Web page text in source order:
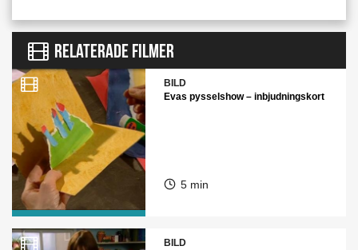
RELATERADE FILMER
BILD
Evas pysselshow – inbjudningskort
5 min
BILD